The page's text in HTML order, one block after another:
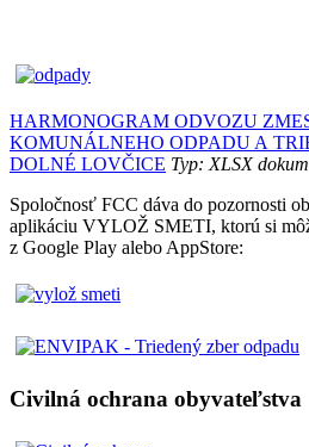
HARMONOGRAM ODVOZU
KOMUNÁLNEHO ODPADU A
DOLNÉ LOVČICE Typ: XLSX
Spoločnosť FCC dáva do pozornosti
aplikáciu VYLOŽ SMETI, ktorú si
z Google Play alebo AppStore:
Civilná ochrana obyvateľstva